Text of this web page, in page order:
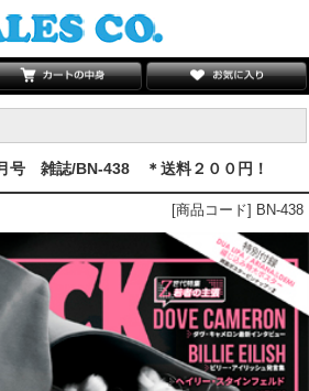
号 雑誌/BN-438 ＊送料２００円！
[商品コード] BN-438